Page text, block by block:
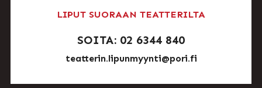
LIPUT SUORAAN TEATTERILTA
SOITA: 02 6344 840
teatterin.lipunmyynti@pori.fi